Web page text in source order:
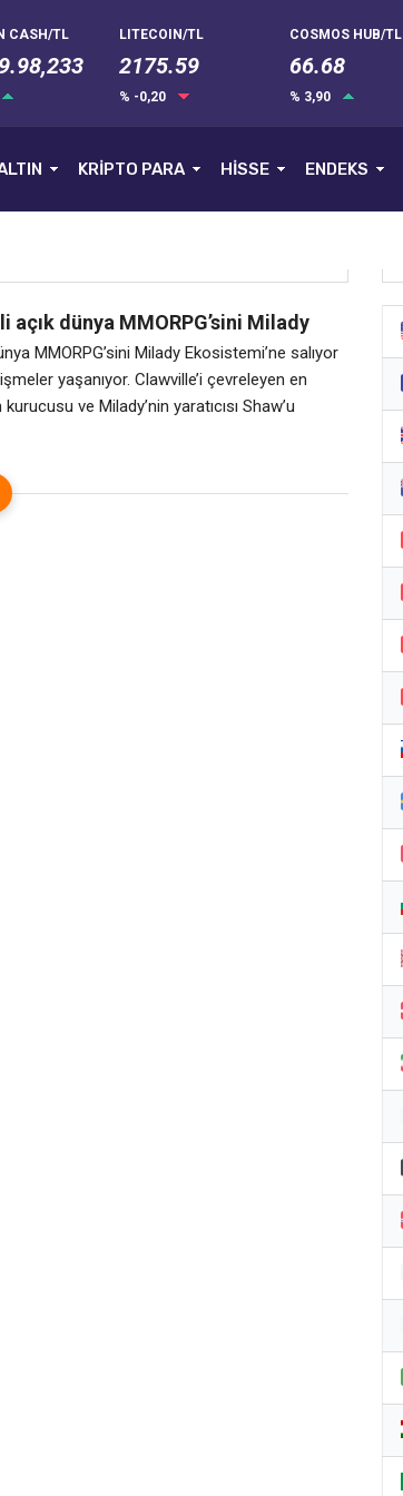
CASH/TL LITECOIN/TL
2175.59
% -0,20
COSMOS HUB/TL
66.68
% 3,90
KRİPTO PARA HİSSE ENDEKS
dünya MMORPG’sini Milady
MMORPG’sini Milady Ekosistemi’ne salıyor
yaşanıyor. Clawville’i çevreleyen en
ve Milady’nin yaratıcısı Shaw’u
bağlantısıdır. Nori EQ, yapay zeka destekli
dair bir bakış sunuyor. İndirme
erişilebilen